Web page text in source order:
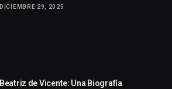
DICIEMBRE 29, 2025
Beatriz de Vicente: Una Biografía